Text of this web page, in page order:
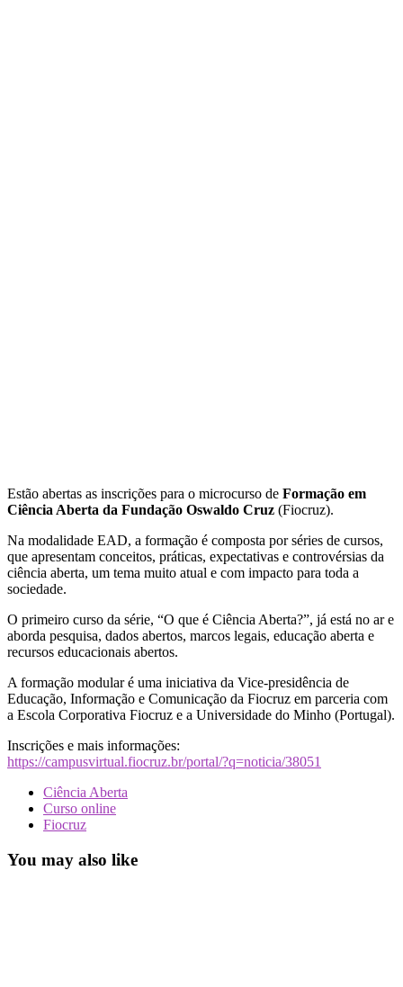
Estão abertas as inscrições para o microcurso de Formação em
Ciência Aberta da Fundação Oswaldo Cruz (Fiocruz).
Na modalidade EAD, a formação é composta por séries de cursos,
que apresentam conceitos, práticas, expectativas e controvérsias da
ciência aberta, um tema muito atual e com impacto para toda a
sociedade.
O primeiro curso da série, “O que é Ciência Aberta?”, já está no ar e
aborda pesquisa, dados abertos, marcos legais, educação aberta e
recursos educacionais abertos.
A formação modular é uma iniciativa da Vice-presidência de
Educação, Informação e Comunicação da Fiocruz em parceria com
a Escola Corporativa Fiocruz e a Universidade do Minho (Portugal).
Inscrições e mais informações:
https://campusvirtual.fiocruz.br/portal/?q=noticia/38051
Ciência Aberta
Curso online
Fiocruz
You may also like